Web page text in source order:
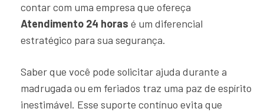
contar com uma empresa que ofereça
Atendimento 24 horas é um diferencial
estratégico para sua segurança.
Saber que você pode solicitar ajuda durante a
madrugada ou em feriados traz uma paz de espírito
inestimável. Esse suporte contínuo evita que